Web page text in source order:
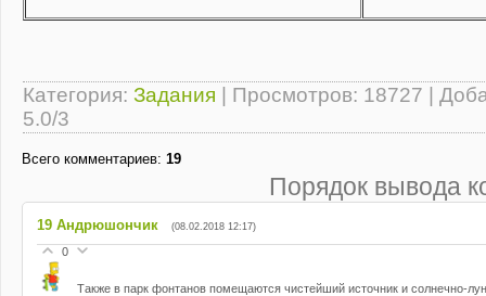
Категория: Задания Просмотров: 18727 |
5.0/3
Всего комментариев: 19
Порядок вывода
19 Андрюшончик (08.02.2018 12:17)
0
Также в парк фонтанов помещаются чистейший источник и солнечно-